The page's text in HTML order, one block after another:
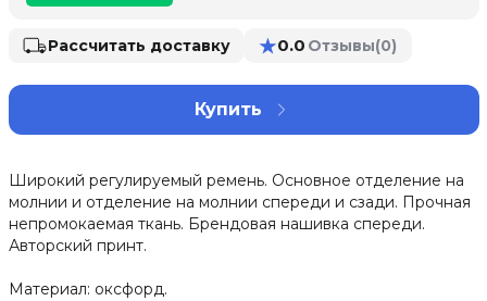
Рассчитать доставку ★0.0 Отзывы(0)
Купить
Широкий регулируемый ремень. Основное отделение на
молнии и отделение на молнии спереди и сзади. Прочная
непромокаемая ткань. Брендовая нашивка спереди.
Авторский принт.
Материал: оксфорд.